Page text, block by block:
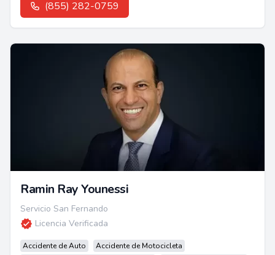
(855) 282-0759
Ramin Ray Younessi
Servicio San Fernando
Licencia Verificada
Accidente de Auto
Accidente de Motocicleta